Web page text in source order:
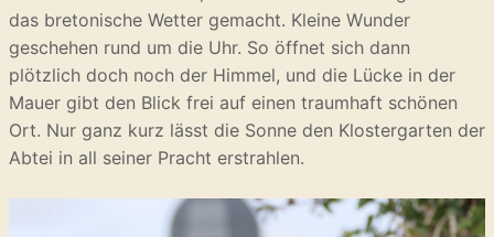
das bretonische Wetter gemacht. Kleine Wunder
geschehen rund um die Uhr. So öffnet sich dann
plötzlich doch noch der Himmel, und die Lücke in der
Mauer gibt den Blick frei auf einen traumhaft schönen
Ort. Nur ganz kurz lässt die Sonne den Klostergarten der
Abtei in all seiner Pracht erstrahlen.